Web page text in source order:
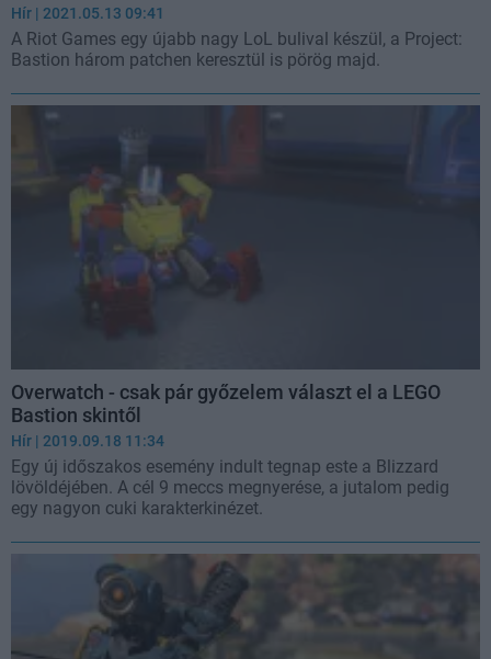
Hír | 2021.05.13 09:41
A Riot Games egy újabb nagy LoL bulival készül, a Project:
Bastion három patchen keresztül is pörög majd.
Overwatch - csak pár győzelem választ el a LEGO
Bastion skintől
Hír | 2019.09.18 11:34
Egy új időszakos esemény indult tegnap este a Blizzard
lövöldéjében. A cél 9 meccs megnyerése, a jutalom pedig
egy nagyon cuki karakterkinézet.